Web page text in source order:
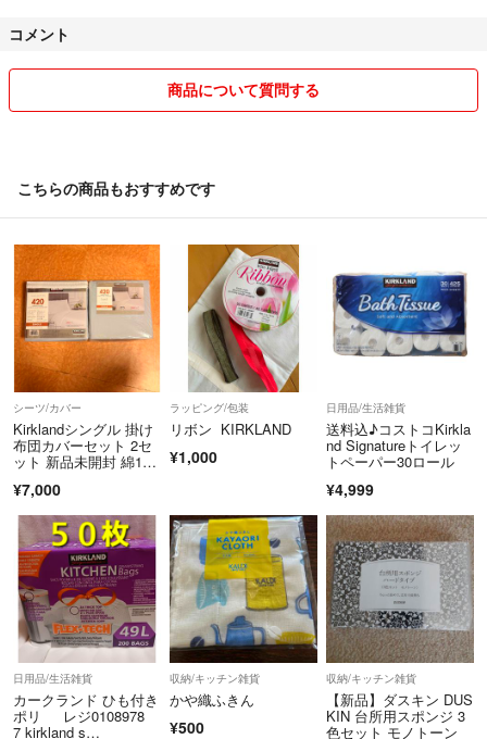
コメント
商品について質問する
こちらの商品もおすすめです
シーツ/カバー
Kirklandシングル 掛け
布団カバーセット 2セ
ット 新品未開封 綿10
¥7,000
ラッピング/包装
リボン KIRKLAND
¥1,000
日用品/生活雑貨
送料込♪コストコKirkla
nd Signatureトイレッ
トペーパー30ロール
¥4,999
日用品/生活雑貨
カークランド ひも付き
ポリ レジ0108978
7 kirkland s…
収納/キッチン雑貨
かや織ふきん
¥500
収納/キッチン雑貨
【新品】ダスキン DUS
KIN 台所用スポンジ 3
色セット モノトーン